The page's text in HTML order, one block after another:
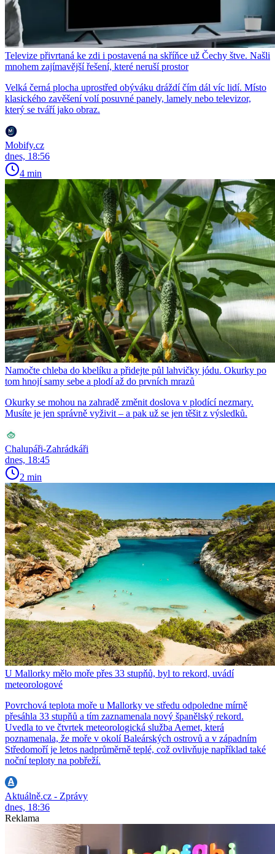
Televize přivrtaná ke zdi i postavená na skříňce už Čechy štve. Našli
mnohem zajímavější řešení, které neruší prostor
Velká černá plocha uprostřed obýváku dráždí čím dál víc lidí. Místo
klasického zavěšení volí posuvné panely, lamely nebo televizor,
který se tváří jako obraz.
Mobify.cz
dnes, 18:56
4 min
Namočte chleba do kbelíku a přidejte půl lahvičky jódu. Okurky po
tom hnojí samy sebe a plodí až do prvních mrazů
Okurky se mohou na zahradě změnit doslova v plodící nezmary.
Musíte je jen správně vyživit – a pak už se jen těšit z výsledků.
Chalupáři-Zahrádkáři
dnes, 18:45
2 min
U Mallorky mělo moře přes 33 stupňů, byl to rekord, uvádí
meteorologové
Povrchová teplota moře u Mallorky ve středu odpoledne mírně
přesáhla 33 stupňů a tím zaznamenala nový španělský rekord.
Uvedla to ve čtvrtek meteorologická služba Aemet, která
poznamenala, že moře v okolí Baleárských ostrovů a v západním
Středomoří je letos nadprůměrně teplé, což ovlivňuje například také
noční teploty na pobřeží.
Aktuálně.cz - Zprávy
dnes, 18:36
Reklama